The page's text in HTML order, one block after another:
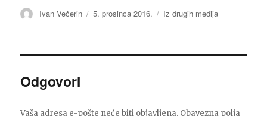
Autor
Ivan Večerin
Objavljeno
5. prosinca 2016. Kategorije
Iz drugih medija
Odgovori
Vaša adresa e-pošte neće biti objavljena. Obavezna polja